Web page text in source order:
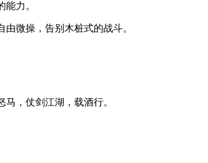
力。
微操，告别木桩式的战斗。
，仗剑江湖，载酒行。